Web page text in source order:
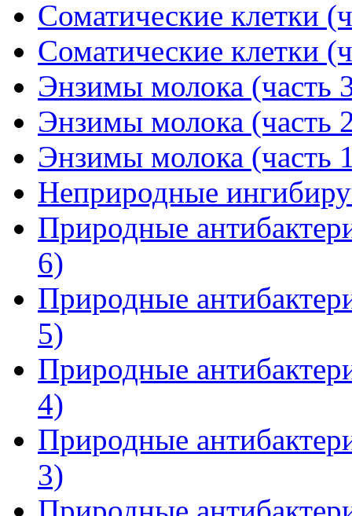
Соматические клетки
Соматические клетки
Энзимы молока (часть
Энзимы молока (часть
Энзимы молока (часть
Неприродные
Природные
6)
Природные
5)
Природные
4)
Природные
3)